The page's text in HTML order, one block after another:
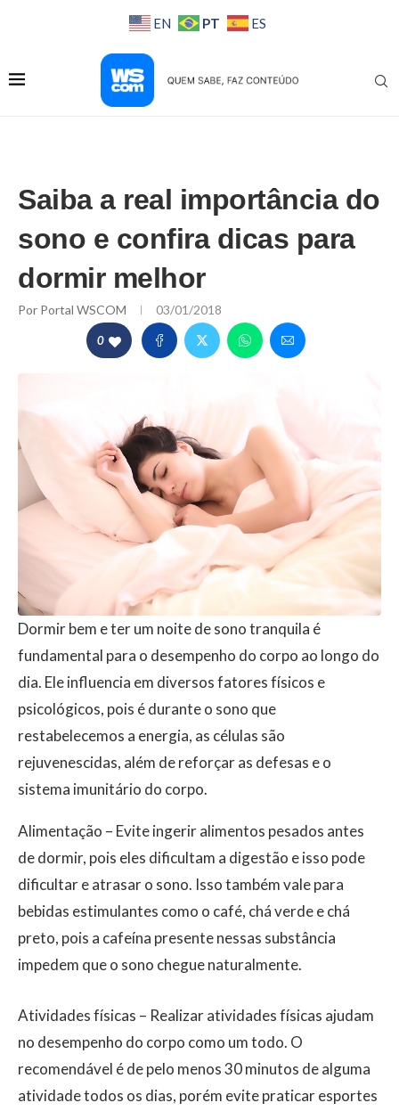
EN PT ES
Saiba a real importância do
sono e confira dicas para
dormir melhor
Por Portal WSCOM 03/01/2018
0
Dormir bem e ter um noite de sono tranquila é
fundamental para o desempenho do corpo ao longo do
dia. Ele influencia em diversos fatores físicos e
psicológicos, pois é durante o sono que
restabelecemos a energia, as células são
rejuvenescidas, além de reforçar as defesas e o
sistema imunitário do corpo.
Alimentação – Evite ingerir alimentos pesados antes
de dormir, pois eles dificultam a digestão e isso pode
dificultar e atrasar o sono. Isso também vale para
bebidas estimulantes como o café, chá verde e chá
preto, pois a cafeína presente nessas substância
impedem que o sono chegue naturalmente.
Atividades físicas – Realizar atividades físicas ajudam
no desempenho do corpo como um todo. O
recomendável é de pelo menos 30 minutos de alguma
atividade todos os dias, porém evite praticar esportes